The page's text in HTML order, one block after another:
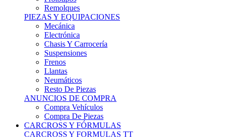
PIEZAS Y EQUIPACIONES
Mecánica
Electrónica
Chasis Y Carrocería
Suspensiones
Frenos
Llantas
Neumáticos
Resto De Piezas
ANUNCIOS DE COMPRA
Compra Vehículos
Compra De Piezas
CARCROSS Y FÓRMULAS
CARCROSS Y FORMULAS TT
Carcross